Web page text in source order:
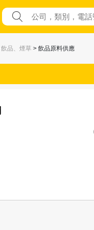
飲品、煙草 > 飲品原料供應